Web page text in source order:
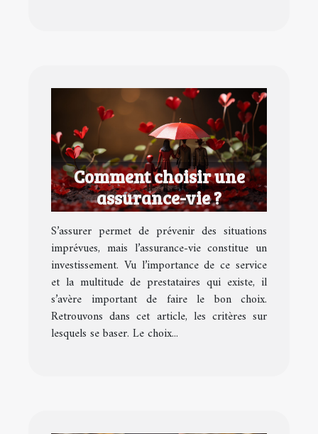
Comment choisir une
assurance-vie ?
S’assurer permet de prévenir des situations
imprévues, mais l’assurance-vie constitue un
investissement. Vu l’importance de ce service
et la multitude de prestataires qui existe, il
s’avère important de faire le bon choix.
Retrouvons dans cet article, les critères sur
lesquels se baser. Le choix...